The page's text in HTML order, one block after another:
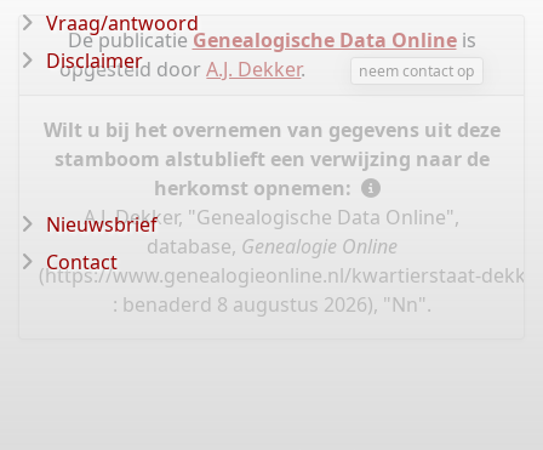
De publicatie Genealogische Data Onlineis
opgesteld doorA.J. Dekker. neem contact op
Wilt u bij het overnemen van gegevens uit deze
stamboom alstublieft een verwijzing naar de
herkomst opnemen:
A.J. Dekker, "Genealogische Data Online",
database, Genealogie Online
(https://www.genealogieonline.nl/kwartierstaat-
: benaderd 8 augustus 2026), "Nn".
Vraag/antwoord
Disclaimer
Nieuwsbrief
Contact